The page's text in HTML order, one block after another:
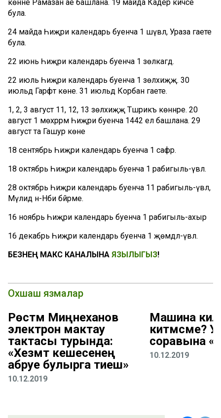
көнне Рамазан ае башлана. 19 майда Кадер кичәсе
була.
24 майда Һиҗри календарь буенча 1 шәүвәл, Ураза гаете
була.
22 июнь Һиҗри календарь буенча 1 зөлкагдә.
22 июль Һиҗри календарь буенча 1 зөлхиҗҗә. 30
июльдә Гарәфәт көне. 31 июльдә Корбан гаете.
1, 2, 3 август 11, 12, 13 зөлхиҗҗә Тәшрикъ көннәре. 20
август 1 мөхәррәм Һиҗри буенча 1442 ел башлана. 29
август та Гашурә көне
18 сентябрь Һиҗри календарь буенча 1 сафәр.
18 октябрь Һиҗри календарь буенча 1 рабигыль-әүвәл.
28 октябрь Һиҗри календарь буенча 11 рабигыль-әүвәл,
Мәүлид ән-Нәби бәйрәме.
16 ноябрь Һиҗри календарь буенча 1 рабигыль-ахыр
16 декабрь Һиҗри календарь буенча 1 җөмәдәл-әүвәл.
БЕЗНЕҢ МАКС КАНАЛЫНА ЯЗЫЛЫГЫЗ!
Охшаш язмалар
Рөстәм Миңнеханов
электрон мактау
тактасы турында:
«Хезмәт кешесенең
абруе булырга тиеш»
10.12.2019
Машина
китмәсме?
соравына
10.12.2019